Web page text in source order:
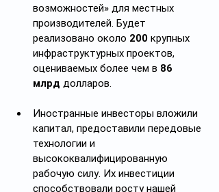
возможностей» для местных
производителей. Будет
реализовано около 200 крупных
инфраструктурных проектов,
оцениваемых более чем в 86
млрд долларов.
Иностранные инвесторы вложили
капитал, предоставили передовые
технологии и
высококвалифицированную
рабочую силу. Их инвестиции
способствовали росту нашей